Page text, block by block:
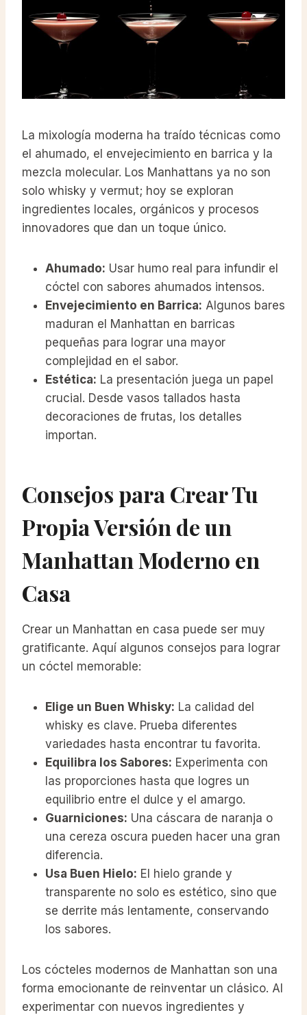
La mixología moderna ha traído técnicas como
el ahumado, el envejecimiento en barrica y la
mezcla molecular. Los Manhattans ya no son
solo whisky y vermut; hoy se exploran
ingredientes locales, orgánicos y procesos
innovadores que dan un toque único.
Ahumado: Usar humo real para infundir el
cóctel con sabores ahumados intensos.
Envejecimiento en Barrica: Algunos bares
maduran el Manhattan en barricas
pequeñas para lograr una mayor
complejidad en el sabor.
Estética: La presentación juega un papel
crucial. Desde vasos tallados hasta
decoraciones de frutas, los detalles
importan.
Consejos para Crear Tu
Propia Versión de un
Manhattan Moderno en
Casa
Crear un Manhattan en casa puede ser muy
gratificante. Aquí algunos consejos para lograr
un cóctel memorable:
Elige un Buen Whisky: La calidad del
whisky es clave. Prueba diferentes
variedades hasta encontrar tu favorita.
Equilibra los Sabores: Experimenta con
las proporciones hasta que logres un
equilibrio entre el dulce y el amargo.
Guarniciones: Una cáscara de naranja o
una cereza oscura pueden hacer una gran
diferencia.
Usa Buen Hielo: El hielo grande y
transparente no solo es estético, sino que
se derrite más lentamente, conservando
los sabores.
Los cócteles modernos de Manhattan son una
forma emocionante de reinventar un clásico. Al
experimentar con nuevos ingredientes y